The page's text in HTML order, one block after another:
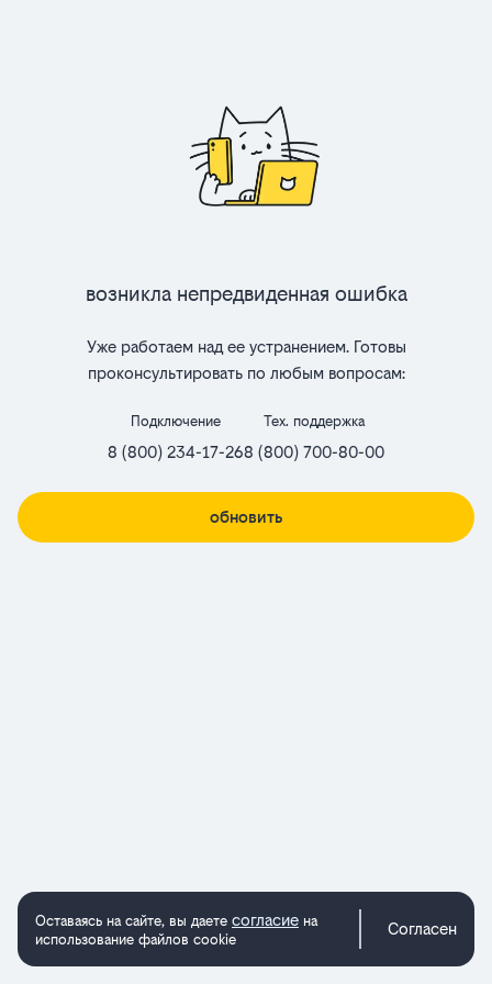
Возникла непредвиденная ошибка
Уже работаем над ее устранением. Готовы
проконсультировать по любым вопросам:
Подключение
8 (800) 234-17-26
Тех. поддержка
8 (800) 700-80-00
обновить
Оставаясь на сайте, вы даете согласие на
использование файлов cookie
Согласен